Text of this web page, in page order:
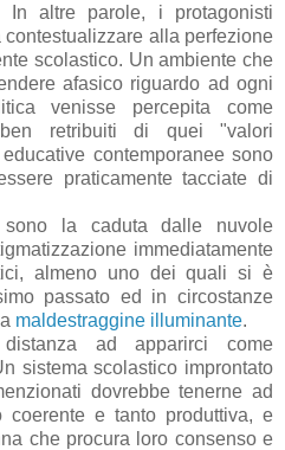
In altre parole, i protagonisti
alla perfezione
scolastico. Un ambiente che
afasico riguardo ad ogni
venisse percepita come
retribuiti di quei "valori
contemporanee sono
praticamente tacciate di
la caduta dalle nuvole
immediatamente
almeno uno dei quali si è
passato ed in circostanze
maldestraggine illuminante.
ad apparirci come
sistema scolastico improntato
dovrebbe tenerne ad
coerente e tanto produttiva, e
che procura loro consenso e